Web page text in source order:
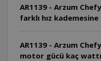
AR1139 - Arzum
farklı hız
AR1139 - Arzum
motor gücü kaç